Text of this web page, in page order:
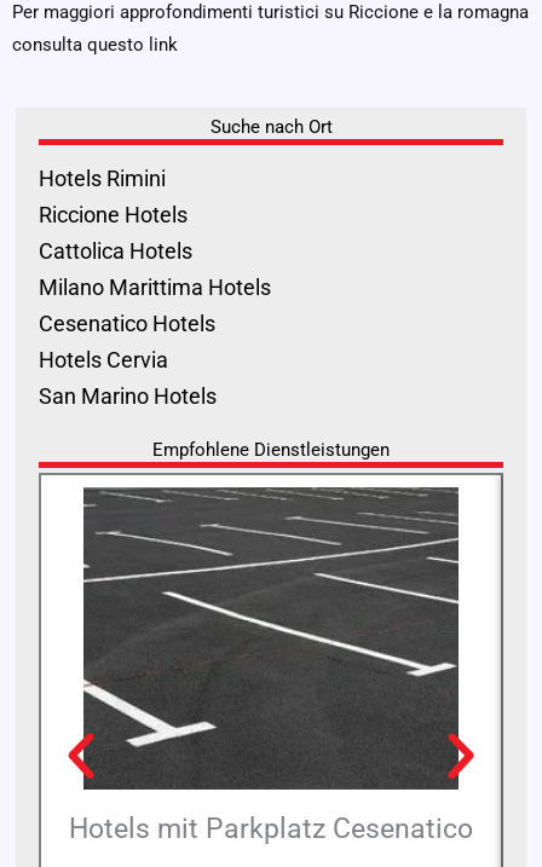
Per maggiori approfondimenti turistici su Riccione e la romagna
consulta questo link
Suche nach Ort
Hotels Rimini
Riccione Hotels
Cattolica Hotels
Milano Marittima Hotels
Cesenatico Hotels
Hotels Cervia
San Marino Hotels
Empfohlene Dienstleistungen
Hotels mit Parkplatz Cesenatico